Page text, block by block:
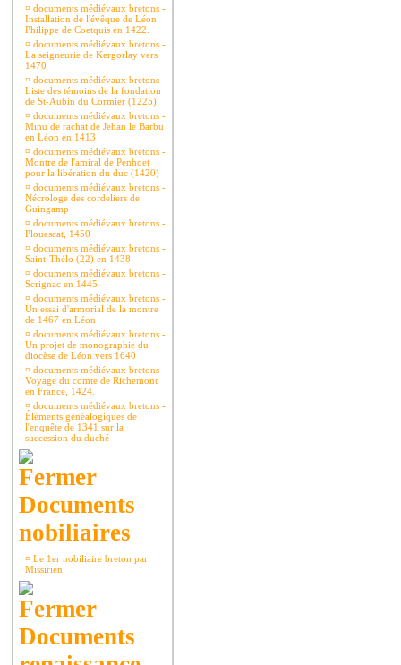
¤ documents médiévaux bretons -
Installation de l'évêque de Léon
Philippe de Coetquis en 1422.
¤ documents médiévaux bretons -
La seigneurie de Kergorlay vers
1470
¤ documents médiévaux bretons -
Liste des témoins de la fondation
de St-Aubin du Cormier (1225)
¤ documents médiévaux bretons -
Minu de rachat de Jehan le Barbu
en Léon en 1413
¤ documents médiévaux bretons -
Montre de l'amiral de Penhoet
pour la libération du duc (1420)
¤ documents médiévaux bretons -
Nécrologe des cordeliers de
Guingamp
¤ documents médiévaux bretons -
Plouescat, 1450
¤ documents médiévaux bretons -
Saint-Thélo (22) en 1438
¤ documents médiévaux bretons -
Scrignac en 1445
¤ documents médiévaux bretons -
Un essai d'armorial de la montre
de 1467 en Léon
¤ documents médiévaux bretons -
Un projet de monographie du
diocèse de Léon vers 1640
¤ documents médiévaux bretons -
Voyage du comte de Richemont
en France, 1424.
¤ documents médiévaux bretons -
Éléments généalogiques de
l'enquête de 1341 sur la
succession du duché
Documents
nobiliaires
¤ Le 1er nobiliaire breton par
Missirien
Documents